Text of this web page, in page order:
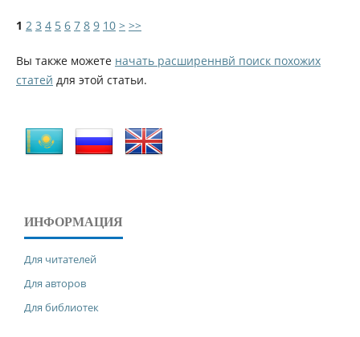
1 2 3 4 5 6 7 8 9 10 > >>
Вы также можете начать расширеннвй поиск похожих
статей для этой статьи.
ИНФОРМАЦИЯ
Для читателей
Для авторов
Для библиотек